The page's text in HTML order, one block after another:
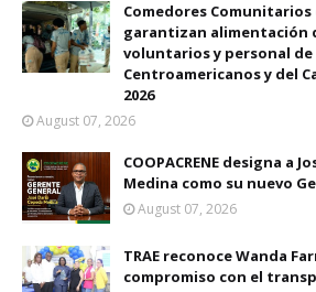
Comedores Comunitarios
garantizan alimentación
voluntarios y personal de
Centroamericanos y del
2026
August 07, 2026
COOPACRENE designa a
Medina como su nuevo
August 07, 2026
TRAE reconoce Wanda
compromiso con el